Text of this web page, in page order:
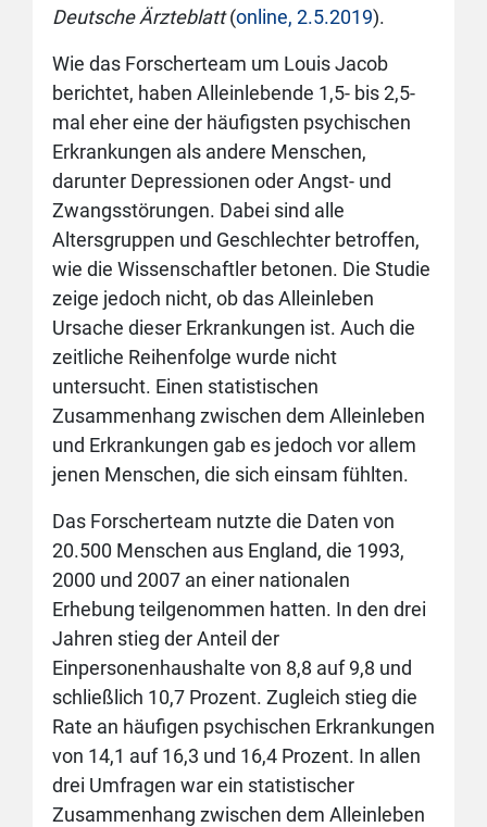
Deutsche Ärzteblatt(online, 2.5.2019).
Wie das Forscherteam um Louis Jacob
berichtet, haben Alleinlebende 1,5- bis 2,5-
mal eher eine der häufigsten psychischen
Erkrankungen als andere Menschen,
darunter Depressionen oder Angst- und
Zwangsstörungen. Dabei sind alle
Altersgruppen und Geschlechter betroffen,
wie die Wissenschaftler betonen. Die Studie
zeige jedoch nicht, ob das Alleinleben
Ursache dieser Erkrankungen ist. Auch die
zeitliche Reihenfolge wurde nicht
untersucht. Einen statistischen
Zusammenhang zwischen dem Alleinleben
und Erkrankungen gab es jedoch vor allem
jenen Menschen, die sich einsam fühlten.
Das Forscherteam nutzte die Daten von
20.500 Menschen aus England, die 1993,
2000 und 2007 an einer nationalen
Erhebung teilgenommen hatten. In den drei
Jahren stieg der Anteil der
Einpersonenhaushalte von 8,8 auf 9,8 und
schließlich 10,7 Prozent. Zugleich stieg die
Rate an häufigen psychischen Erkrankungen
von 14,1 auf 16,3 und 16,4 Prozent. In allen
drei Umfragen war ein statistischer
Zusammenhang zwischen dem Alleinleben